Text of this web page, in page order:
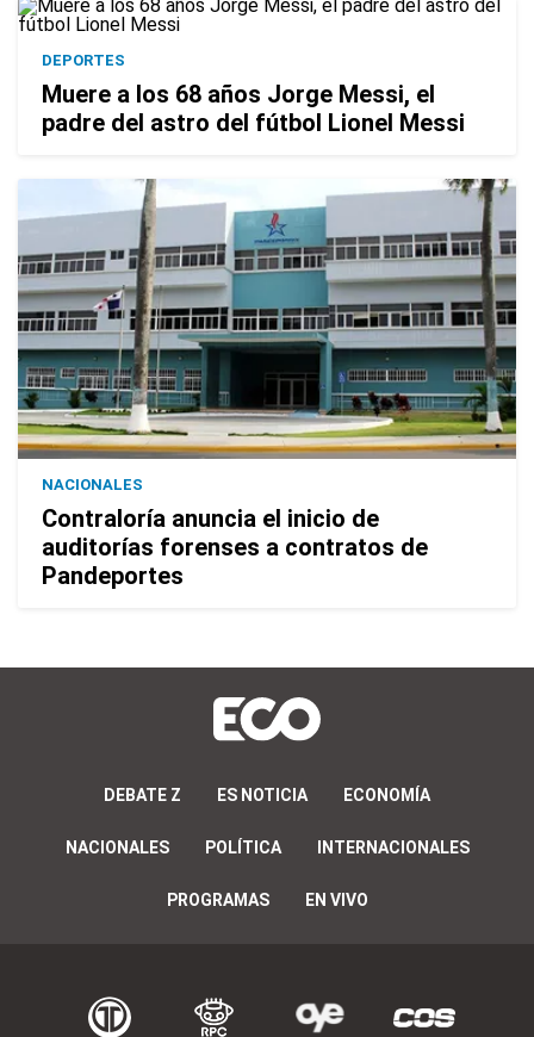
DEPORTES
Muere a los 68 años Jorge Messi, el
padre del astro del fútbol Lionel Messi
NACIONALES
Contraloría anuncia el inicio de
auditorías forenses a contratos de
Pandeportes
DEBATE Z ES NOTICIA ECONOMÍA
NACIONALES POLÍTICA INTERNACIONALES
PROGRAMAS EN VIVO